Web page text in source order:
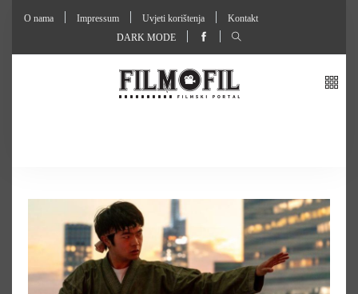
O nama Impressum Uvjeti korištenja
Kontakt
DARK MODE